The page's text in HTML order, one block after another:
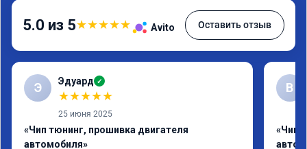
5.0 из 5★★★★★ Avito Оставить отзыв
Э Эдуард ✓
★★★★★
25 июня 2025
«Чип тюнинг, прошивка двигателя
автомобиля»
В
«Чип